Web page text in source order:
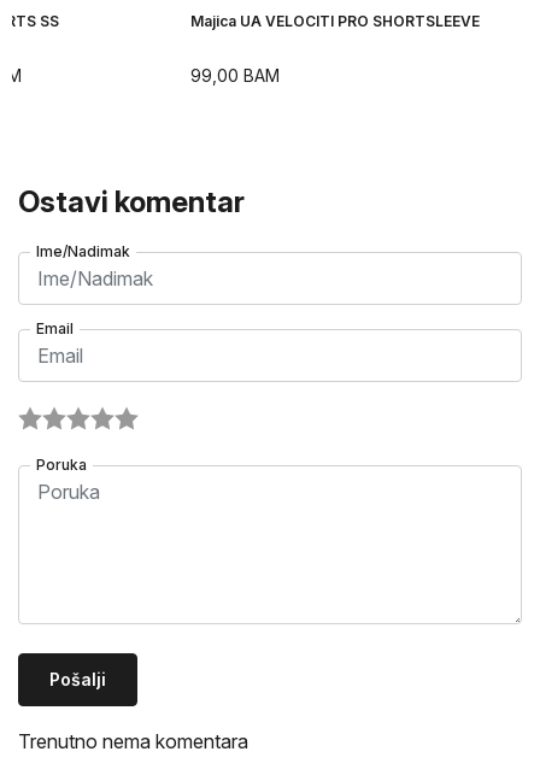
SS Majica UA VELOCITI PRO SHORTSLEEVE
99,00 BAM
Ostavi komentar
Ime/Nadimak
Email
Poruka
Pošalji
Trenutno nema komentara